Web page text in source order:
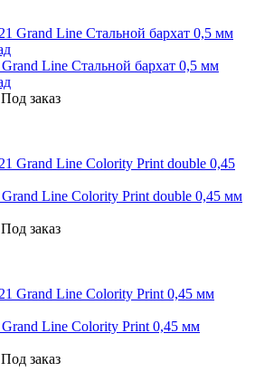
Line Стальной бархат 0,5 мм
Под заказ
Line Colority Print double 0,45 мм
Под заказ
Line Colority Print 0,45 мм
Под заказ